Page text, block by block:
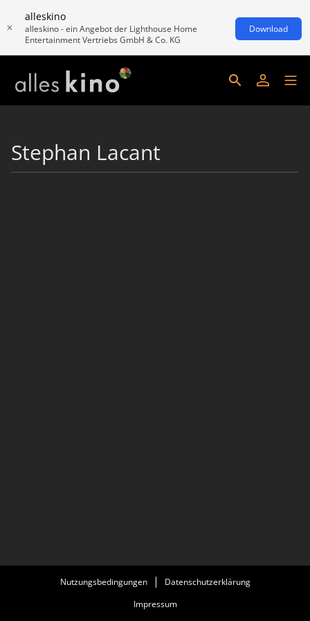
alleskino
alleskino - ein Angebot der Lighthouse Home
Entertainment Vertriebs GmbH & Co. KG
Download
Stephan Lacant
Nutzungsbedingungen
Datenschutzerklärung
Impressum